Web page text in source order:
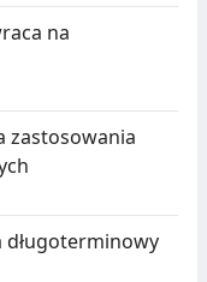
na
zastosowania
długoterminowy